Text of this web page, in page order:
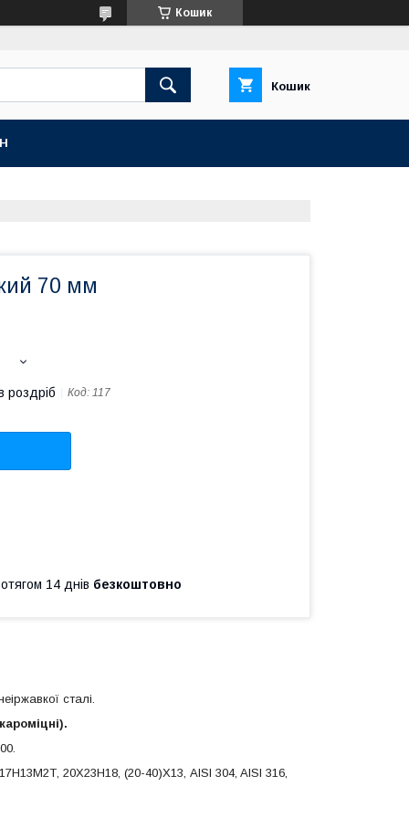
Кошик
Кошик
70 мм
роздріб Код: 117
14 днів безкоштовно
сталі.
20Х23Н18, (20-40)Х13, AISI 304, AISI 316,